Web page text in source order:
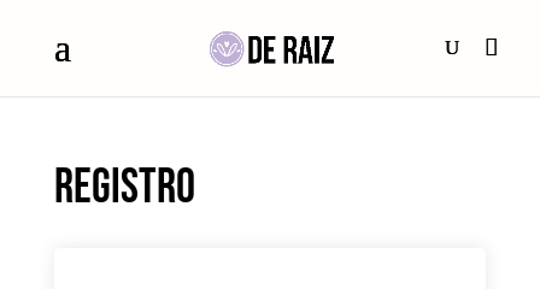
Registro